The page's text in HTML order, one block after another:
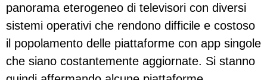
panorama eterogeneo di televisori con diversi
sistemi operativi che rendono difficile e costoso
il popolamento delle piattaforme con app singole
che siano costantemente aggiornate. Si stanno